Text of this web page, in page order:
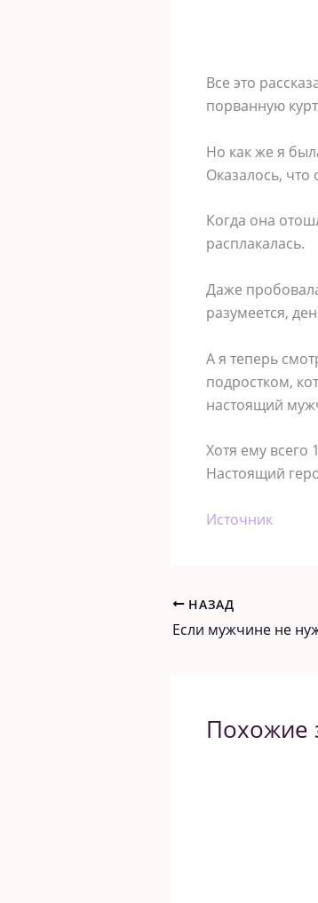
Все это
порванную
Но как же я
Оказалось,
Когда она
расплакалась.
Даже
разумеется,
А я теперь
подростком,
настоящий
Хотя ему всего
Настоящий
Источник
НАЗАД
Похожие